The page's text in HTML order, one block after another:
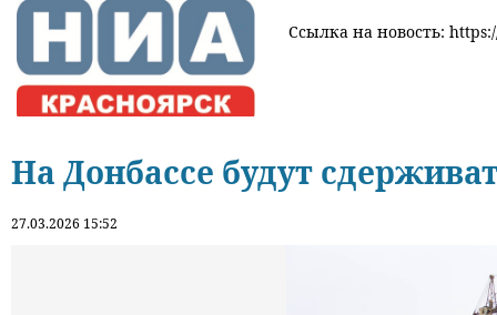
Ссылка на новость:
На Донбассе будут
27.03.2026 15:52